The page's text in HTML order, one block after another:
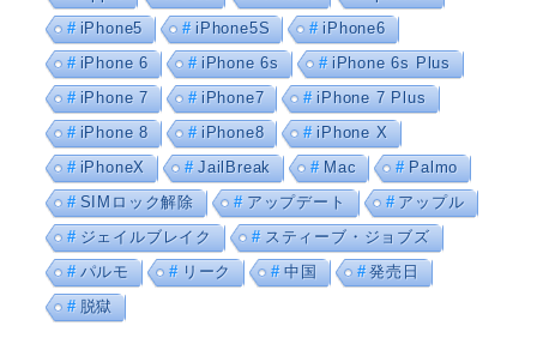
iPhone5
iPhone5S
iPhone6
iPhone 6
iPhone 6s
iPhone 6s Plus
iPhone 7
iPhone7
iPhone 7 Plus
iPhone 8
iPhone8
iPhone X
iPhoneX
JailBreak Mac
Palmo
SIMロック解除
アップデート
アップル
ジェイルブレイク
スティーブ・ジョブズ
パルモ
リーク 中国
発売日
脱獄